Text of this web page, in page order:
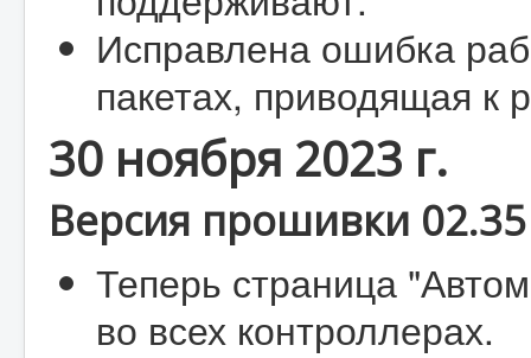
Исправлена ошибка
пакетах, приводящая к
30 ноября 2023 г.
Версия прошивки
Теперь страница
во всех контроллерах.